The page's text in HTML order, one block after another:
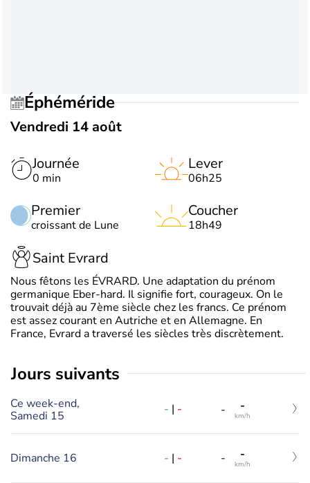
Éphéméride
Vendredi 14 août
Journée
0 min
Premier
croissant de Lune
Lever
06h25
Coucher
18h49
Saint Evrard
Nous fêtons les ÉVRARD. Une adaptation du prénom
germanique Eber-hard. Il signifie fort, courageux. On le
trouvait déjà au 7ème siècle chez les francs. Ce prénom
est assez courant en Autriche et en Allemagne. En
France, Evrard a traversé les siècles très discrètement.
jours suivants
Ce week-end,
Samedi 15
- | - - -
km/h
Dimanche 16 - | - - -
km/h